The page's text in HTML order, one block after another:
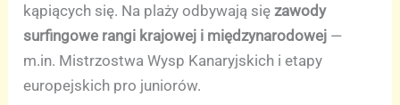
kąpiących się. Na plaży odbywają sięzawody
surfingowe rangi krajowej i międzynarodowej —
m.in. Mistrzostwa Wysp Kanaryjskich i etapy
europejskich pro juniorów.